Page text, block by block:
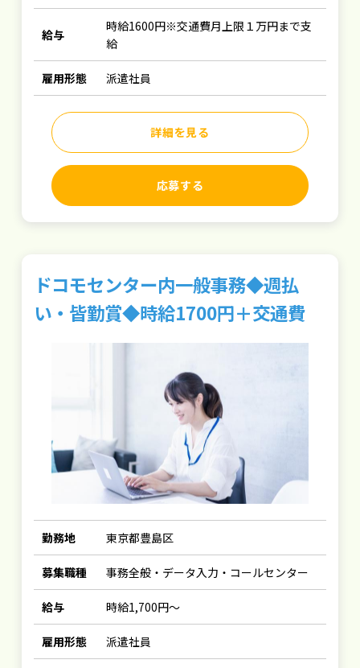
給与
時給1600円※交通費月上限１万円まで支
給
雇用形態 派遣社員
詳細を見る
応募する
ドコモセンター内一般事務◆週払
い・皆勤賞◆時給1700円＋交通費
勤務地 東京都豊島区
募集職種 事務全般・データ入力・コールセンター
給与 時給1,700円～
雇用形態 派遣社員